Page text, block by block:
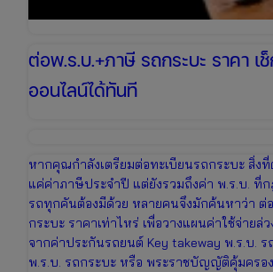
ต่อพ.ร.บ.+ภาษี รถกระบะ ราคา เ
ออนไลน์ได้ทันที
หากคุณกำลังเตรียมต่อทะเบียนรถกระบะ สิ่งที่
แค่ค่าภาษีประจำปี แต่ยังรวมถึงค่า พ.ร.บ. ที่
รถทุกคันต้องมีด้วย หลายคนจึงมักค้นหาว่า ต่
กระบะ ราคาเท่าไหร่ เพื่อวางแผนค่าใช้จ่ายล่
จากค่าประกันรถยนต์ Key takeway พ.ร.บ. ร
พ.ร.บ. รถกระบะ หรือ พระราชบัญญัติคุ้มครอ